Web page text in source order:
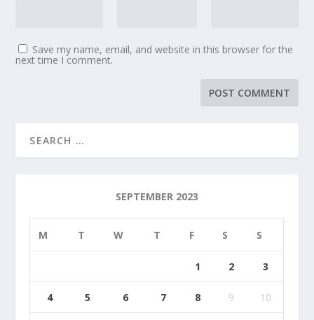
Save my name, email, and website in this browser for the
next time I comment.
SEPTEMBER 2023
M T W T F S S
1 2 3
4 5 6 7 8 9 10